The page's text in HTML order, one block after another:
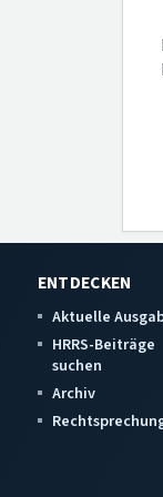
ENTDECKEN
Aktuelle
HRRS-Beiträge
suchen
Archiv